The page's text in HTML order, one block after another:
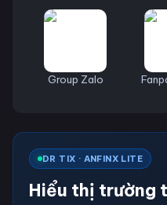
Group Zalo
DR TIX · ANFINX LITE
Hiểu thị trường